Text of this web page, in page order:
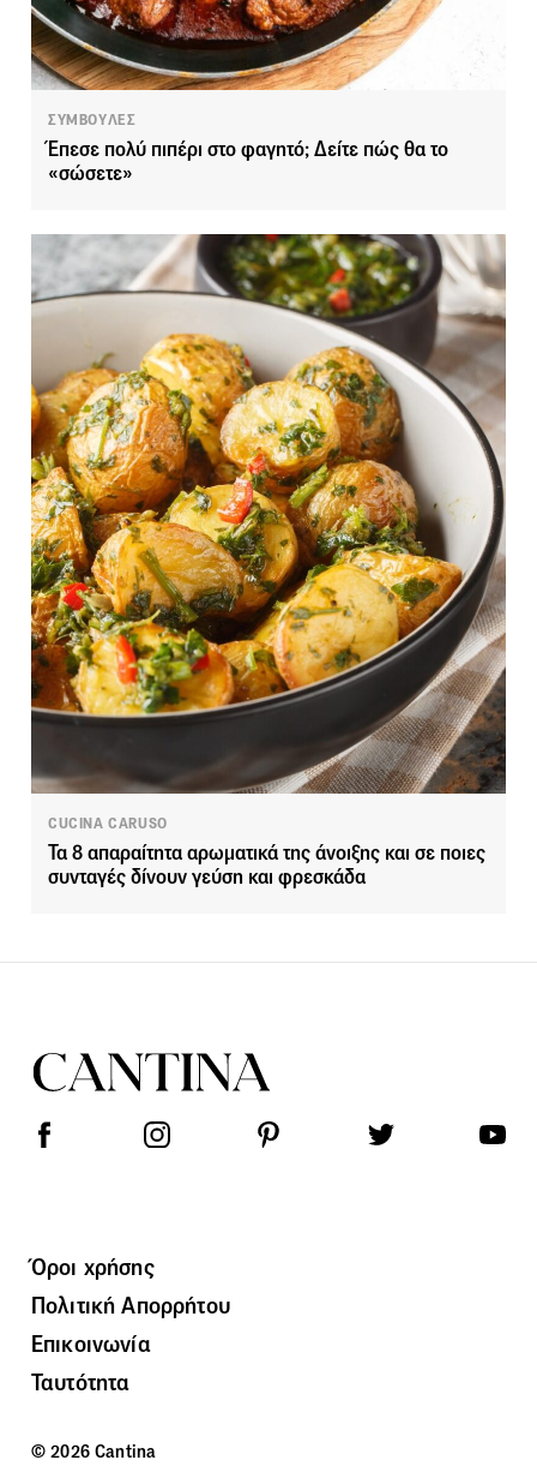
ΣΥΜΒΟΥΛΕΣ
Έπεσε πολύ πιπέρι στο φαγητό; Δείτε πώς θα το
«σώσετε»
CUCINA CARUSO
Τα 8 απαραίτητα αρωματικά της άνοιξης και σε ποιες
συνταγές δίνουν γεύση και φρεσκάδα
Όροι χρήσης
Πολιτική Απορρήτου
Επικοινωνία
Ταυτότητα
© 2026 Cantina